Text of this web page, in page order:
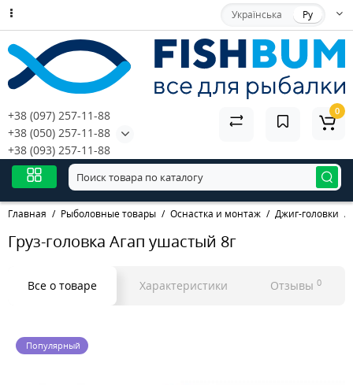
Українська Ру
+38 (097) 257-11-88
+38 (050) 257-11-88
+38 (093) 257-11-88
0
Главная Рыболовные товары Оснастка и монтаж Джиг-головки
Груз-головка Агап ушастый 8г
Все о товаре Характеристики Отзывы 0
Популярный